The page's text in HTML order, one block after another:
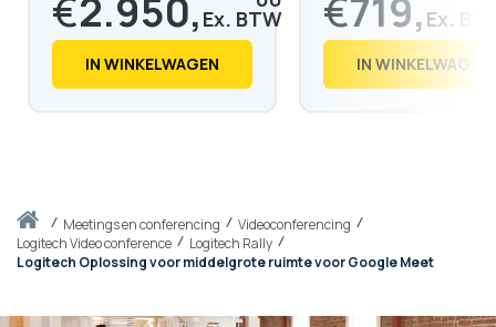
Thuismeetings en conferencing
Videoconferencing
Logitech Video conference
Logitech Rally
Logitech Oplossing voor middelgrote ruimte voor Google Meet
€2.950,
€ 3.569,
IN WINKELWAGEN
€719,
€ 871,
IN WINKELWAGEN